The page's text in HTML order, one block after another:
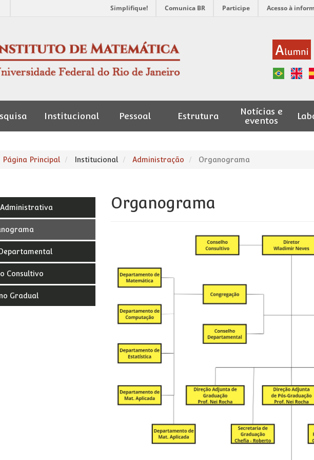
Simplifique! Comunica BR Participe Acesso à
Institucional Pessoal Estrutura
Notícias e
eventos
Página Principal Institucional Administração Organograma
Consultivo
Gradual
Organograma